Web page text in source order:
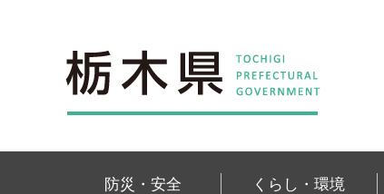
栃木県
防災・安全 くらし・環境